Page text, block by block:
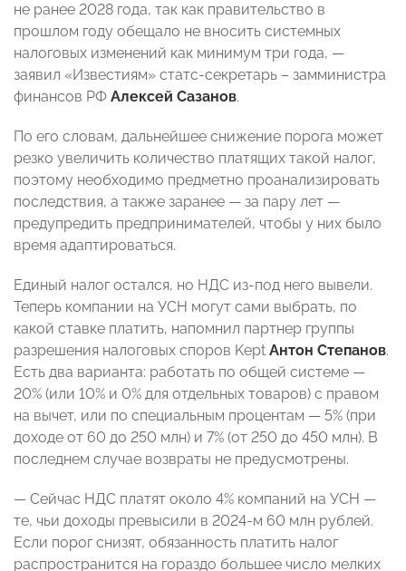
не ранее 2028 года, так как правительство в
прошлом году обещало не вносить системных
налоговых изменений как минимум три года, —
заявил «Известиям» статс-секретарь – замминистра
финансов РФ Алексей Сазанов.
По его словам, дальнейшее снижение порога может
резко увеличить количество платящих такой налог,
поэтому необходимо предметно проанализировать
последствия, а также заранее — за пару лет —
предупредить предпринимателей, чтобы у них было
время адаптироваться.
Единый налог остался, но НДС из-под него вывели.
Теперь компании на УСН могут сами выбрать, по
какой ставке платить, напомнил партнер группы
разрешения налоговых споров Kept Антон Степанов.
Есть два варианта: работать по общей системе —
20% (или 10% и 0% для отдельных товаров) с правом
на вычет, или по специальным процентам — 5% (при
доходе от 60 до 250 млн) и 7% (от 250 до 450 млн). В
последнем случае возвраты не предусмотрены.
— Сейчас НДС платят около 4% компаний на УСН —
те, чьи доходы превысили в 2024-м 60 млн рублей.
Если порог снизят, обязанность платить налог
распространится на гораздо большее число мелких